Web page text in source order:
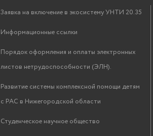
Заявка на включение в экосистему УНТИ 20.35
Информационные ссылки
Порядок оформления и оплаты электронных
листов нетрудоспособности (ЭЛН).
Развитие системы комплексной помощи детям
с РАС в Нижегородской области
Студенческое научное общество